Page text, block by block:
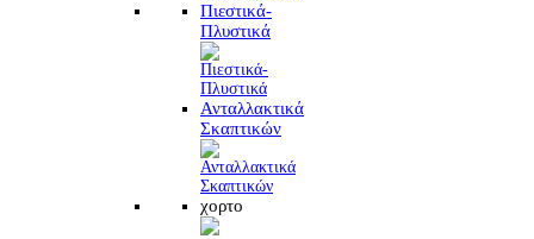
Πιεστικά-
Πλυστικά
Ανταλλακτικά
Σκαπτικών
χορτο